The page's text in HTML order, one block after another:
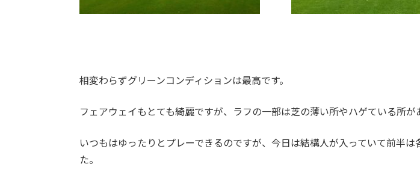
相変わらずグリーンコンディションは最高です。
フェアウェイもとても綺麗ですが、ラフの一部は芝の薄い所やハゲている所が
いつもはゆったりとプレーできるのですが、今日は結構人が入っていて前半
た。